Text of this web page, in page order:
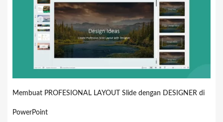
Membuat PROFESIONAL LAYOUT Slide dengan DESIGNER di
PowerPoint